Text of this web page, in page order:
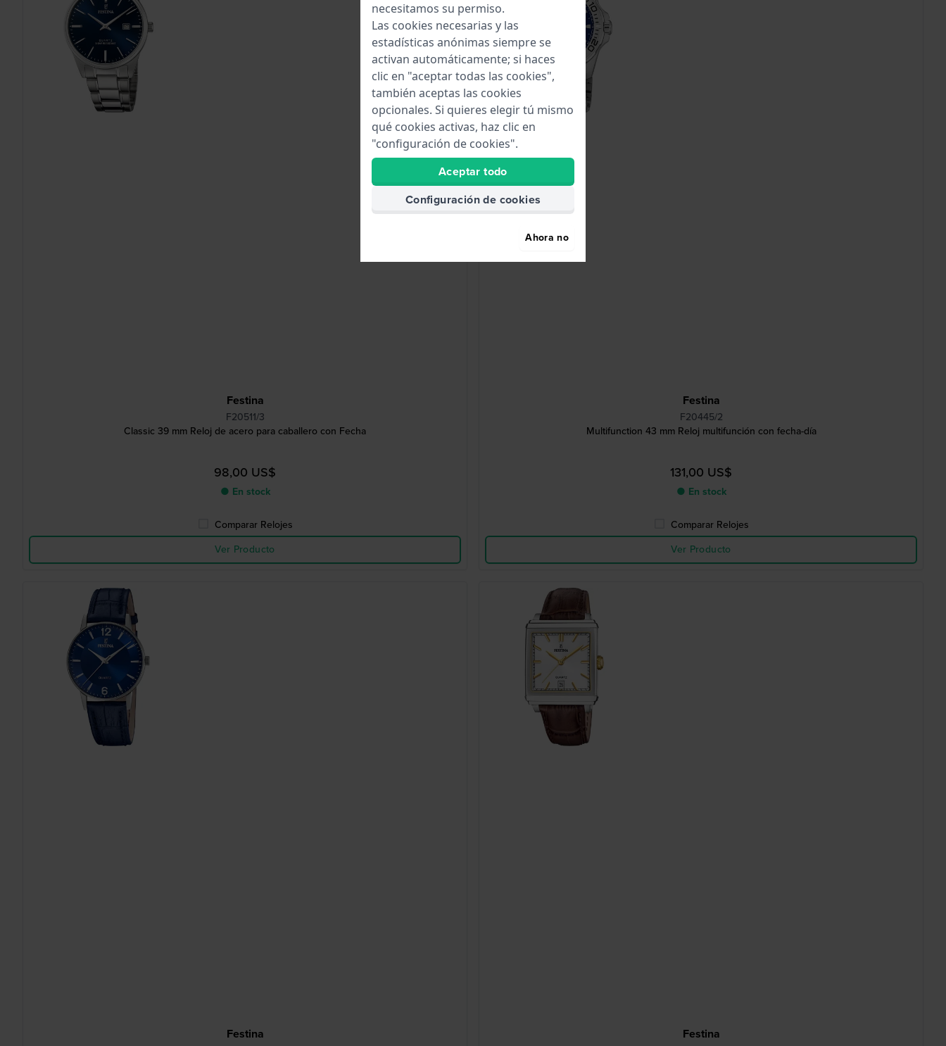
Festina
F20511/3
Classic 39 mm Reloj de acero para caballero con Fecha
98,00 US$
● En stock
Comparar Relojes
Ver Producto
Festina
F20445/2
Multifunction 43 mm Reloj multifunción con fecha-día
131,00 US$
● En stock
Comparar Relojes
Ver Producto
Festina Festina
necesitamos su permiso.
Las cookies necesarias y las
estadísticas anónimas siempre se
activan automáticamente; si haces
clic en "aceptar todas las cookies",
también aceptas las cookies
opcionales. Si quieres elegir tú mismo
qué cookies activas, haz clic en
"configuración de cookies".
Aceptar todo
Configuración de cookies
Ahora no